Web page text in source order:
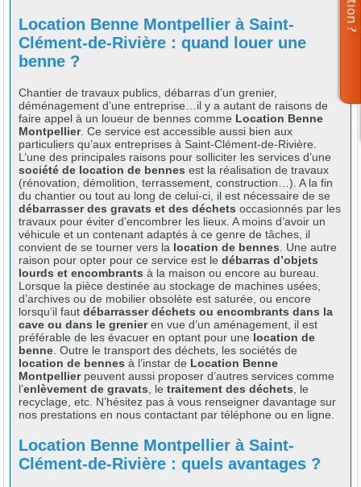
Location Benne Montpellier à Saint-
Clément-de-Rivière : quand louer une
benne ?
Chantier de travaux publics, débarras d’un grenier,
déménagement d’une entreprise…il y a autant de raisons de
faire appel à un loueur de bennes comme Location Benne
Montpellier. Ce service est accessible aussi bien aux
particuliers qu’aux entreprises à Saint-Clément-de-Rivière.
L’une des principales raisons pour solliciter les services d’une
société de location de bennes est la réalisation de travaux
(rénovation, démolition, terrassement, construction…). A la fin
du chantier ou tout au long de celui-ci, il est nécessaire de se
débarrasser des gravats et des déchets occasionnés par les
travaux pour éviter d’encombrer les lieux. A moins d’avoir un
véhicule et un contenant adaptés à ce genre de tâches, il
convient de se tourner vers la location de bennes . Une autre
raison pour opter pour ce service est ledébarras d’objets
lourds et encombrants à la maison ou encore au bureau.
Lorsque la pièce destinée au stockage de machines usées,
d’archives ou de mobilier obsolète est saturée, ou encore
lorsqu’il fautdébarrasser déchets ou encombrants dans la
cave ou dans le grenieren vue d’un aménagement, il est
préférable de les évacuer en optant pour une location de
benne . Outre le transport des déchets, les sociétés de
location de bennes à l’instar de Location Benne
Montpellierpeuvent aussi proposer d’autres services comme
l’enlèvement de gravats , letraitement des déchets , le
recyclage, etc. N’hésitez pas à vous renseigner davantage sur
nos prestations en nous contactant par téléphone ou en ligne.
Location Benne Montpellier à Saint-
Clément-de-Rivière : quels avantages ?